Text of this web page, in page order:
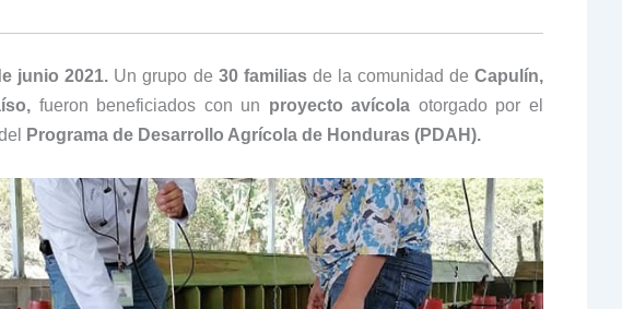
junio 2021. Un grupo de 30 familiasde la comunidad deCapulín,
fueron beneficiados con un proyecto avícola otorgado por el
Programa de Desarrollo Agrícola de Honduras (PDAH).